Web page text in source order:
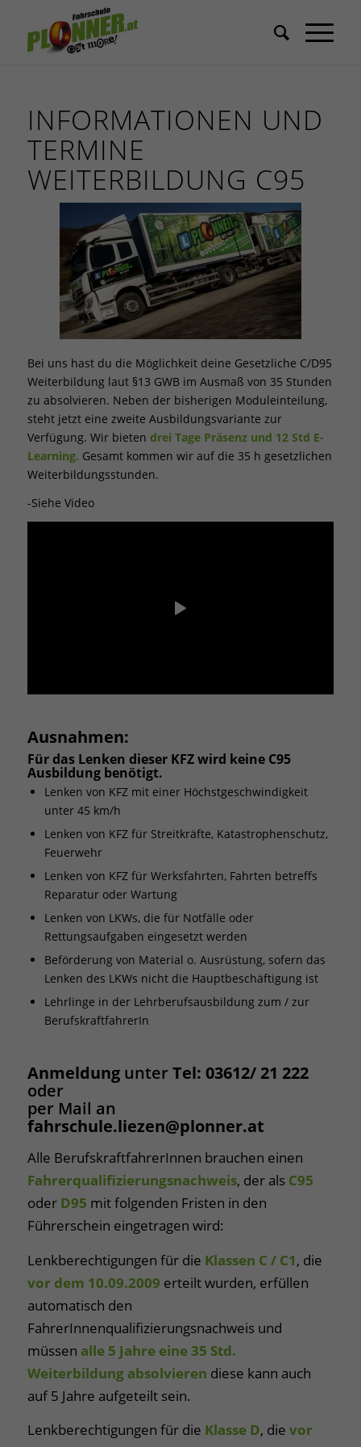
INFORMATIONEN UND
TERMINE
WEITERBILDUNG C95
Bei uns hast du die Möglichkeit deine Gesetzliche C/D95
Weiterbildung laut §13 GWB im Ausmaß von 35 Stunden
zu absolvieren. Neben der bisherigen Moduleinteilung,
steht jetzt eine zweite Ausbildungsvariante zur
Verfügung. Wir bieten drei Tage Präsenz und 12 Std E-
Learning. Gesamt kommen wir auf die 35 h gesetzlichen
Weiterbildungsstunden.
-Siehe Video
Ausnahmen:
Für das Lenken dieser KFZ wird keine C95
Ausbildung benötigt.
Lenken von KFZ mit einer Höchstgeschwindigkeit
unter 45 km/h
Lenken von KFZ für Streitkräfte, Katastrophenschutz,
Feuerwehr
Lenken von KFZ für Werksfahrten, Fahrten betreffs
Reparatur oder Wartung
Lenken von LKWs, die für Notfälle oder
Rettungsaufgaben eingesetzt werden
Beförderung von Material o. Ausrüstung, sofern das
Lenken des LKWs nicht die Hauptbeschäftigung ist
Lehrlinge in der Lehrberufsausbildung zum / zur
BerufskraftfahrerIn
Anmeldung unter Tel: 03612/ 21 222
oder
per Mail an
fahrschule.liezen@plonner.at
Alle BerufskraftfahrerInnen brauchen einen
Fahrerqualifizierungsnachweis, der als C95
oder D95 mit folgenden Fristen in den
Führerschein eingetragen wird:
Lenkberechtigungen für die Klassen C / C1, die
vor dem 10.09.2009 erteilt wurden, erfüllen
automatisch den
FahrerInnenqualifizierungsnachweis und
müssen alle 5 Jahre eine 35 Std.
Weiterbildung absolvieren diese kann auch
auf 5 Jahre aufgeteilt sein.
Lenkberechtigungen für die Klasse D, die vor